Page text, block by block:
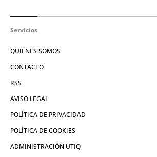
Servicios
QUIÉNES SOMOS
CONTACTO
RSS
AVISO LEGAL
POLÍTICA DE PRIVACIDAD
POLÍTICA DE COOKIES
ADMINISTRACIÓN UTIQ